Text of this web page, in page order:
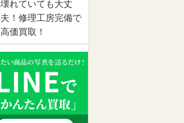
壊れていても大丈
夫！修理工房完備で
高価買取！